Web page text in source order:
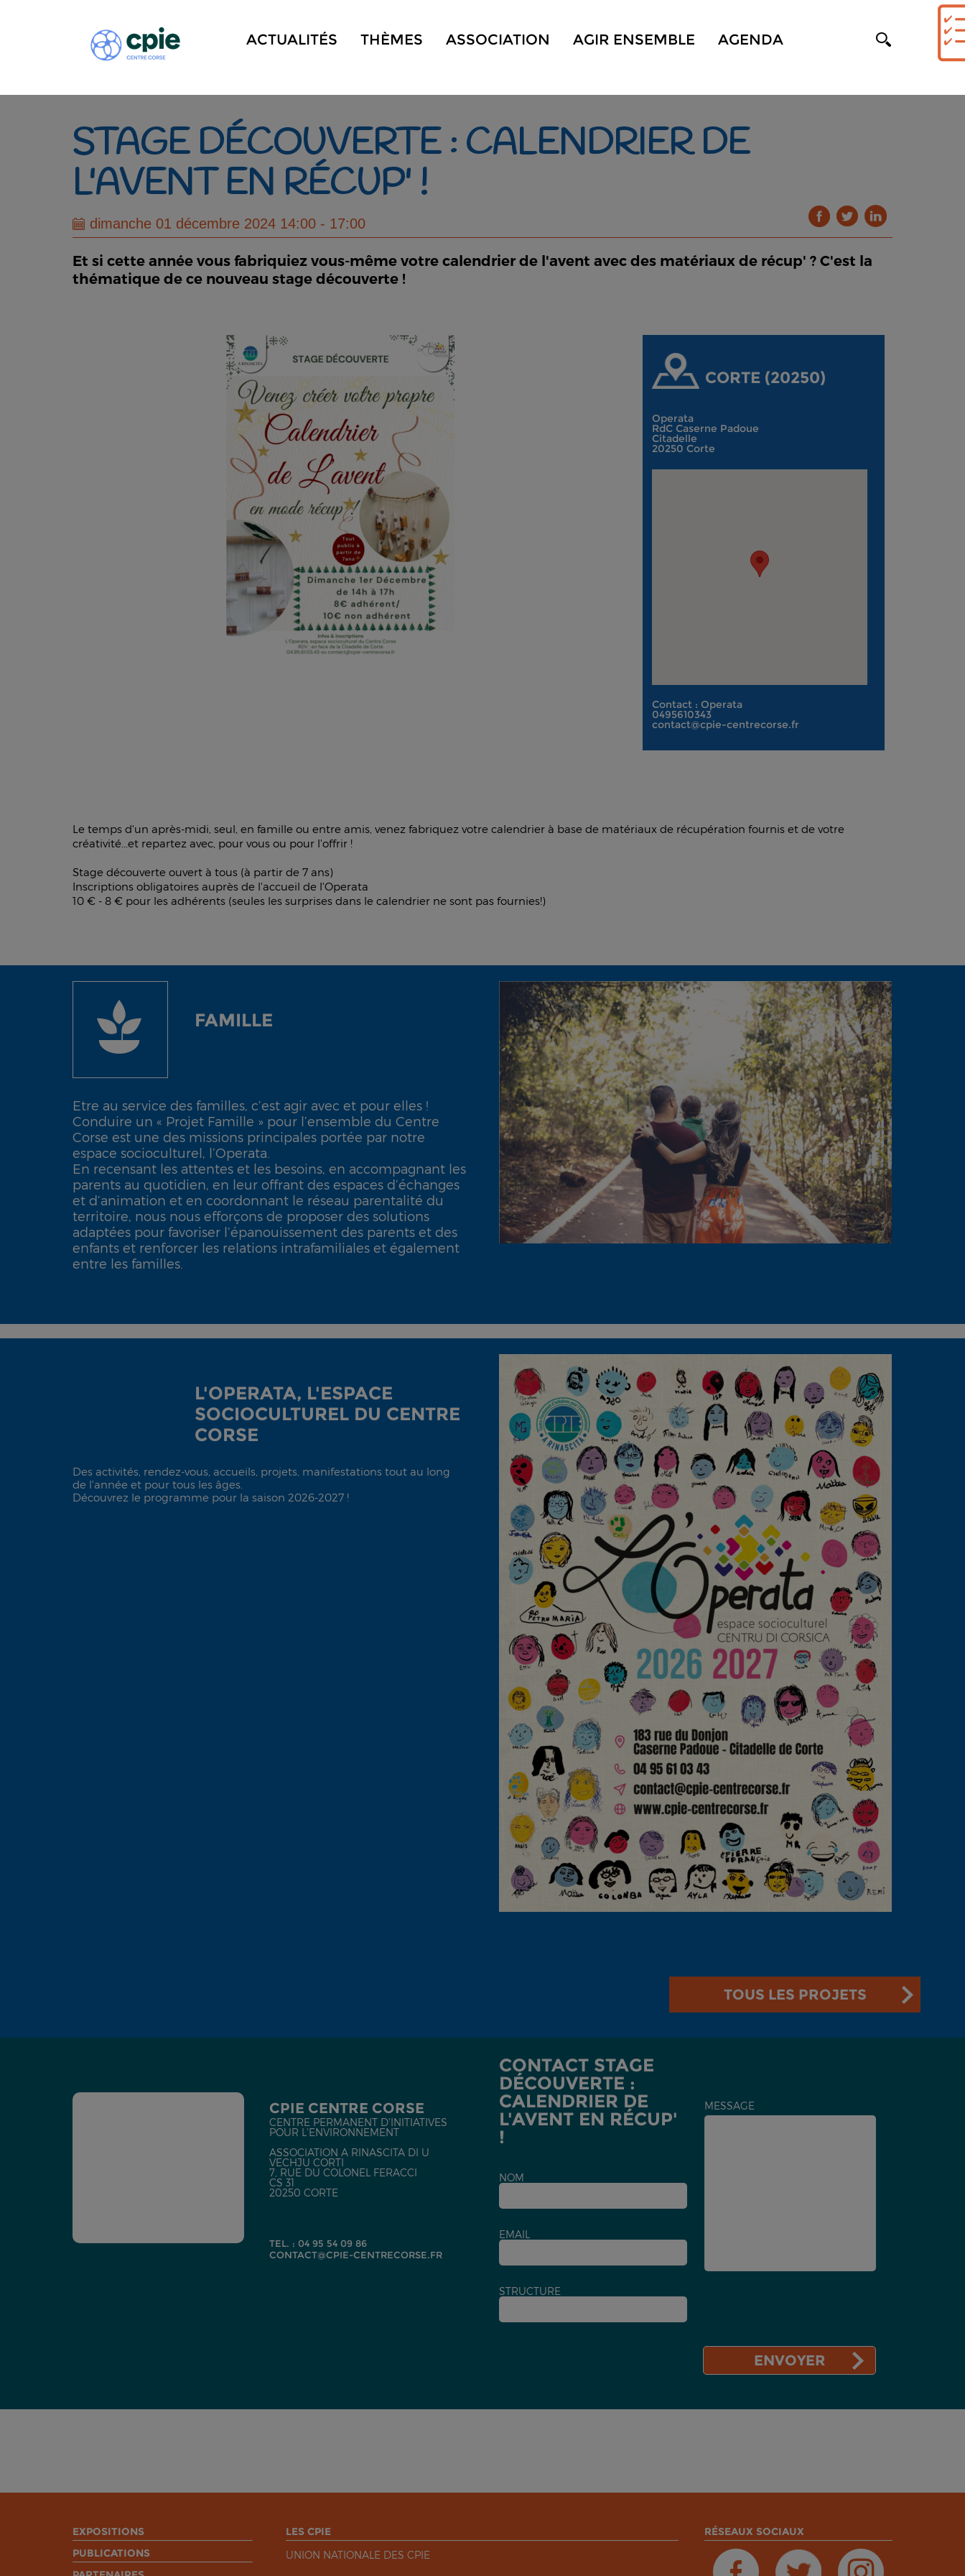
ACTUALITÉS THÈMES ASSOCIATION AGIR ENSEMBLE AGENDA
STAGE DÉCOUVERTE : CALENDRIER DE
L'AVENT EN RÉCUP' !
dimanche 01 décembre 2024 14:00 - 17:00
Et si cette année vous fabriquiez vous-même votre calendrier de l'avent avec des matériaux de récup' ? C'est la
thématique de ce nouveau stage découverte !
CORTE (20250)
Operata
RdC Caserne Padoue
Citadelle
20250 Corte
Contact : Operata
0495610343
contact@cpie-centrecorse.fr
Le temps d'un après-midi, seul, en famille ou entre amis, venez fabriquez votre calendrier à base de matériaux de récupération fournis et de votre
créativité...et repartez avec, pour vous ou pour l'offrir !
Stage découverte ouvert à tous (à partir de 7 ans)
Inscriptions obligatoires auprès de l'accueil de l'Operata
10 € - 8 € pour les adhérents (seules les surprises dans le calendrier ne sont pas fournies!)
FAMILLE
Etre au service des familles, c’est agir avec et pour elles !
Conduire un « Projet Famille » pour l’ensemble du Centre
Corse est une des missions principales portée par notre
espace socioculturel, l’Operata.
En recensant les attentes et les besoins, en accompagnant les
parents au quotidien, en leur offrant des espaces d’échanges
et d’animation et en coordonnant le réseau parentalité du
territoire, nous nous efforçons de proposer des solutions
adaptées pour favoriser l’épanouissement des parents et des
enfants et renforcer les relations intrafamiliales et également
entre les familles.
L'OPERATA, L'ESPACE
SOCIOCULTUREL DU CENTRE
CORSE
Des activités, rendez-vous, accueils, projets, manifestations tout au long
de l'année et pour tous les âges.
Découvrez le programme pour la saison 2026-2027 !
TOUS LES PROJETS
CPIE CENTRE CORSE
CENTRE PERMANENT D'INITIATIVES
POUR L'ENVIRONNEMENT
ASSOCIATION A RINASCITA DI U
VECHJU CORTI
7, RUE DU COLONEL FERACCI
CS 31
20250 CORTE
TEL. : 04 95 54 09 86
CONTACT@CPIE-CENTRECORSE.FR
CONTACT STAGE
DÉCOUVERTE :
CALENDRIER DE
L'AVENT EN RÉCUP'
!
NOM
EMAIL
STRUCTURE
MESSAGE
EXPOSITIONS
PUBLICATIONS
LES CPIE
UNION NATIONALE DES CPIE
RÉSEAUX SOCIAUX